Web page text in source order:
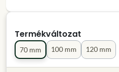
Termékváltozat
100 mm 120 mm
70 mm